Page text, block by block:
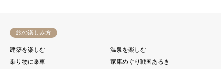
旅の楽しみ方
建築を楽しむ
温泉を楽しむ
乗り物に乗車
家康めぐり戦国あるき